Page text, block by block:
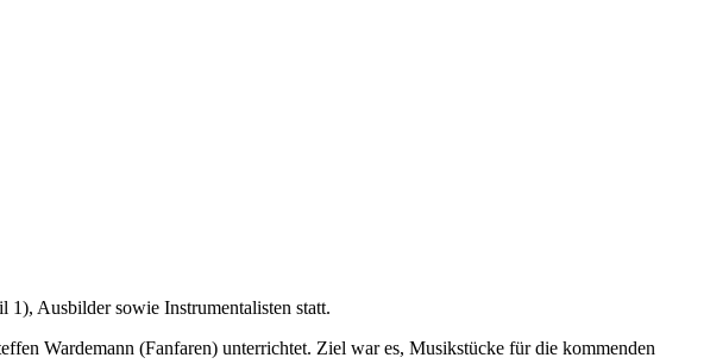
Ausbilder sowie Instrumentalisten statt.
Wardemann (Fanfaren) unterrichtet. Ziel war es, Musikstücke für die kommenden